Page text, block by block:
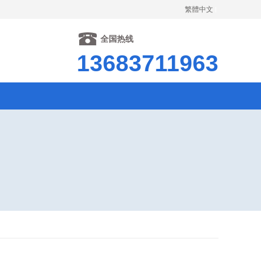
繁體中文
全国热线
13683711963